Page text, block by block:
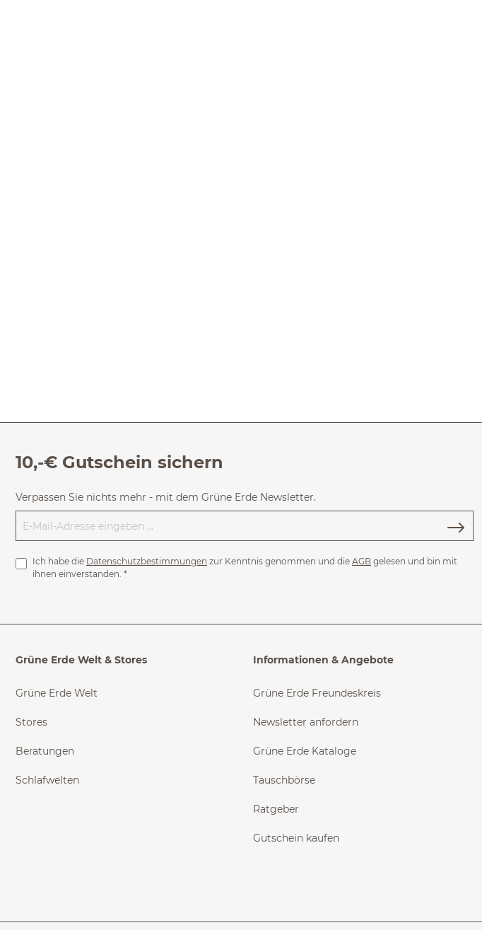
10,-€ Gutschein sichern
Verpassen Sie nichts mehr - mit dem Grüne Erde Newsletter.
Ich habe die Datenschutzbestimmungen zur Kenntnis genommen und die AGB gelesen und bin mit
ihnen einverstanden. *
Grüne Erde Welt & Stores
Grüne Erde Welt
Stores
Beratungen
Schlafwelten
Informationen & Angebote
Grüne Erde Freundeskreis
Newsletter anfordern
Grüne Erde Kataloge
Tauschbörse
Ratgeber
Gutschein kaufen